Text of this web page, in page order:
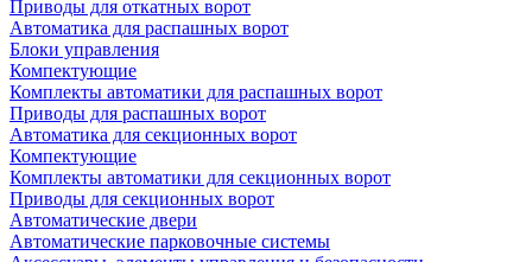
Приводы для откатных ворот
Автоматика для распашных ворот
Блоки управления
Компектующие
Комплекты автоматики для распашных ворот
Приводы для распашных ворот
Автоматика для секционных ворот
Компектующие
Комплекты автоматики для секционных ворот
Приводы для секционных ворот
Автоматические двери
Автоматические парковочные системы